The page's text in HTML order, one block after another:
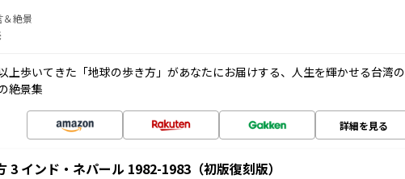
＆絶景
上歩いてきた「地球の歩き方」があなたにお届けする、人生を輝かせる台湾の
絶景集
詳細を見る
3 インド・ネパール 1982-1983（初版復刻版）